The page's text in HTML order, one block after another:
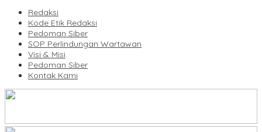
Redaksi
Kode Etik Redaksi
Pedoman Siber
SOP Perlindungan Wartawan
Visi & Misi
Pedoman Siber
Kontak Kami